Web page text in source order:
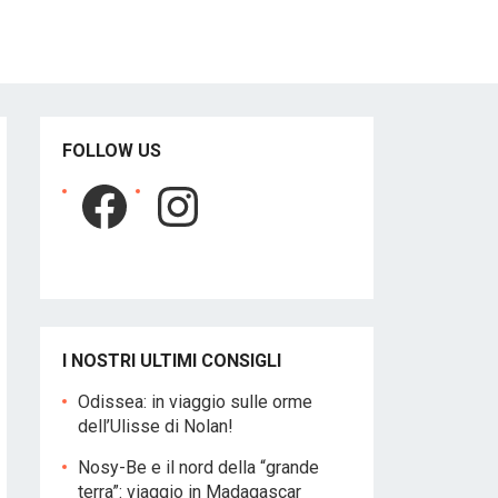
FOLLOW US
Facebook
Instagram
I NOSTRI ULTIMI CONSIGLI
Odissea: in viaggio sulle orme
dell’Ulisse di Nolan!
Nosy-Be e il nord della “grande
terra”: viaggio in Madagascar